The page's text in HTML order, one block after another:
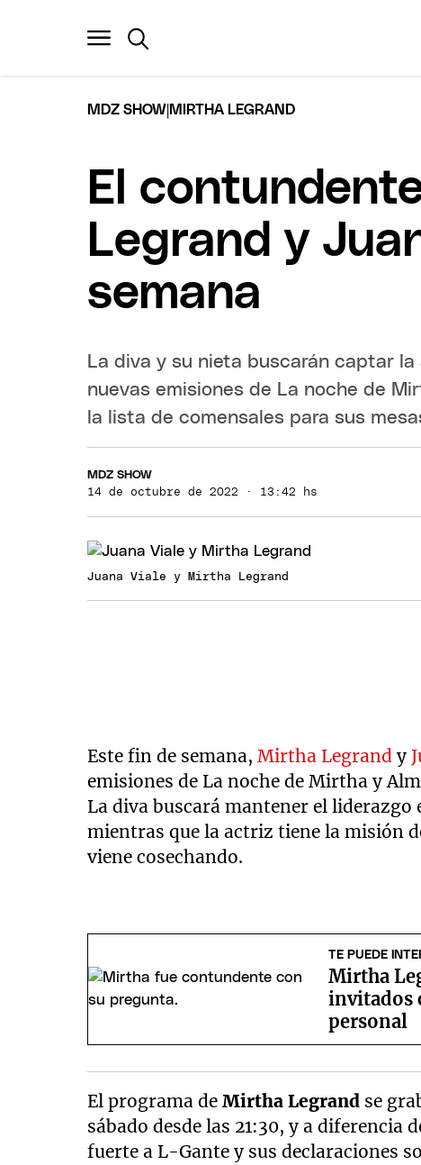
MDZ SHOW MIRTHA LEGRAND
El
Legrand y
semana
La diva y su nieta buscarán captar
nuevas emisiones de La noche de
la lista de comensales para sus
MDZ SHOW
14 de octubre de 2022 · 13:42 hs
Juana Viale y Mirtha Legrand
Este fin de semana,Mirtha Legrand y
emisiones de La noche de Mirtha y
La diva buscará mantener el
mientras que la actriz tiene la misión
viene cosechando.
TE PUEDE
Mirtha
invitados
personal
El programa deMirtha Legrand se
sábado desde las 21:30, y a
fuerte a L-Gante y sus declaraciones